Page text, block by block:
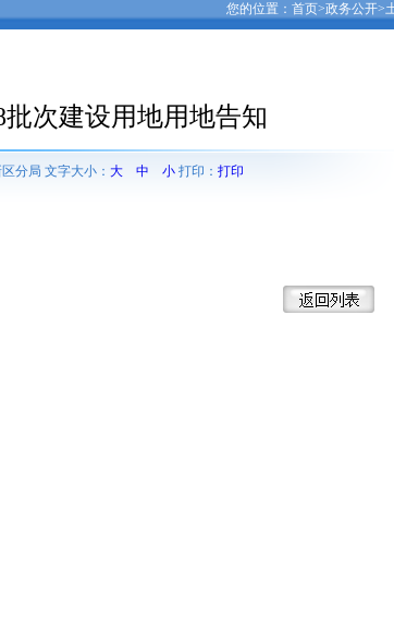
您的位置： 首页>政务公开>
批次建设用地用地告知
分局 文字大小： 大 中 小打印： 打印